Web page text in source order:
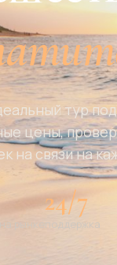
тур
цены,
на связи на
рынке
24/7
поддержка